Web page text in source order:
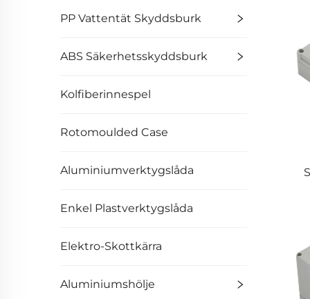
PP Vattentät Skyddsburk
ABS Säkerhetsskyddsburk
Kolfiberinnespel
Rotomoulded Case
Aluminiumverktygslåda
Enkel Plastverktygslåda
Elektro-Skottkärra
Aluminiumshölje